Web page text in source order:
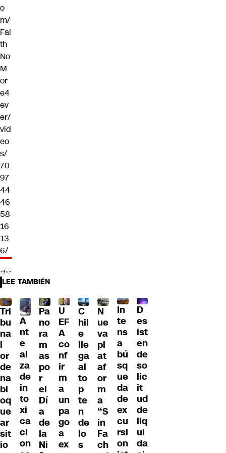
o
m/
Fai
th
No
M
or
e4
ev
er/
vid
eo
s/
70
97
44
46
58
16
13
6/
LEE TAMBIÉN
Tri
bu
na
l
or
de
na
bl
oq
ue
ar
sit
io
A
nt
e
al
za
de
in
to
xi
ca
ci
on
Pa
no
ra
m
as
po
r
el
Dí
a
de
la
Ni
U
EF
A
co
nf
ir
m
a
un
pa
go
a
ex
C
hil
e
lle
ga
al
to
p
te
n
de
lo
s
N
ue
va
pl
at
af
or
m
a
“S
in
Fa
ch
In
te
ns
a
bú
sq
ue
da
de
ex
cu
rsi
on
D
es
ist
en
de
so
lic
it
ud
de
liq
ui
da